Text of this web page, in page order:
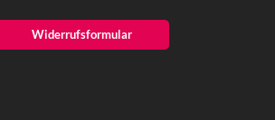
Widerrufsformular